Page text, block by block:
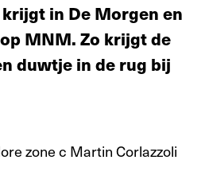
in De Morgen en
MNM. Zo krijgt de
duwtje in de rug bij